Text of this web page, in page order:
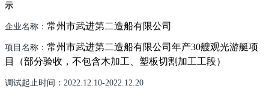
示
企业名称： 常州市武进第二造船有限公司
项目名称： 常州市武进第二造船有限公司年产30艘观光游艇项
目（部分验收，不包含木加工、塑板切割加工工段）
调试起止时间： 2022 12 10-2022 12 20